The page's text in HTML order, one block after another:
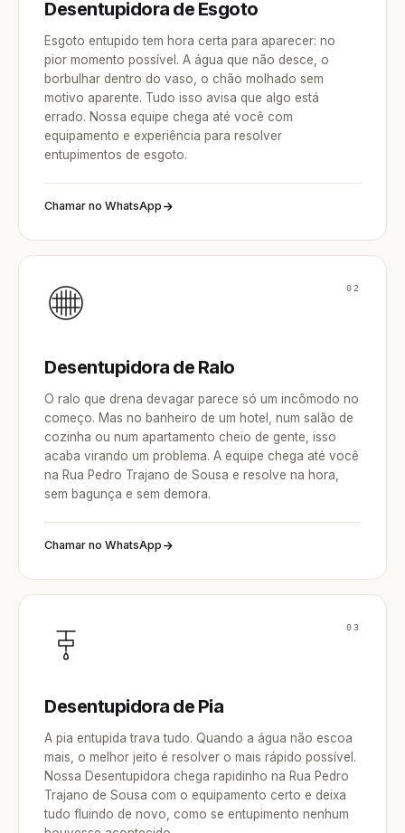
Desentupidora de Esgoto
Esgoto entupido tem hora certa para aparecer: no
pior momento possível. A água que não desce, o
borbulhar dentro do vaso, o chão molhado sem
motivo aparente. Tudo isso avisa que algo está
errado. Nossa equipe chega até você com
equipamento e experiência para resolver
entupimentos de esgoto.
Chamar no WhatsApp
02
Desentupidora de Ralo
O ralo que drena devagar parece só um incômodo no
começo. Mas no banheiro de um hotel, num salão de
cozinha ou num apartamento cheio de gente, isso
acaba virando um problema. A equipe chega até você
na Rua Pedro Trajano de Sousa e resolve na hora,
sem bagunça e sem demora.
Chamar no WhatsApp
03
Desentupidora de Pia
A pia entupida trava tudo. Quando a água não escoa
mais, o melhor jeito é resolver o mais rápido possível.
Nossa Desentupidora chega rapidinho na Rua Pedro
Trajano de Sousa com o equipamento certo e deixa
tudo fluindo de novo, como se entupimento nenhum